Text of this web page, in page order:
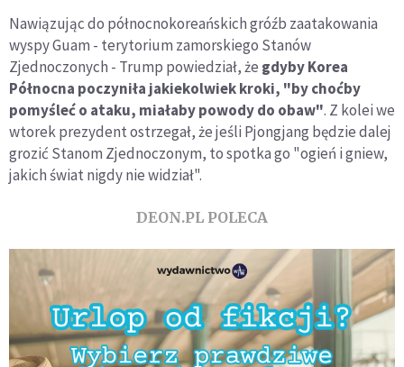
Nawiązując do północnokoreańskich gróźb zaatakowania
wyspy Guam - terytorium zamorskiego Stanów
Zjednoczonych - Trump powiedział, że gdyby Korea
Północna poczyniła jakiekolwiek kroki, "by choćby
pomyśleć o ataku, miałaby powody do obaw". Z kolei we
wtorek prezydent ostrzegał, że jeśli Pjongjang będzie dalej
grozić Stanom Zjednoczonym, to spotka go "ogień i gniew,
jakich świat nigdy nie widział".
DEON.PL POLECA